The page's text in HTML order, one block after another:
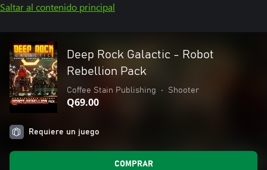
Saltar al contenido principal
Deep Rock Galactic - Robot
Rebellion Pack
Coffee Stain Publishing • Shooter
Q69.00
Requiere un juego
COMPRAR